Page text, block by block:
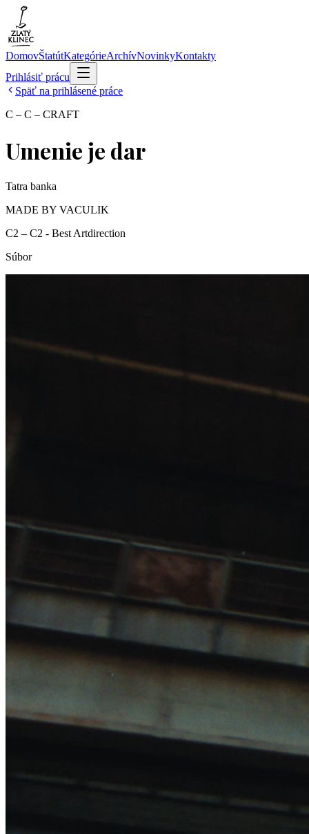
DomovŠtatútKategórieArchívNovinkyKontakty
Prihlásiť prácu
Späť na prihlásené práce
C – C – CRAFT
Umenie je dar
Tatra banka
MADE BY VACULIK
C2 – C2 - Best Artdirection
Súbor